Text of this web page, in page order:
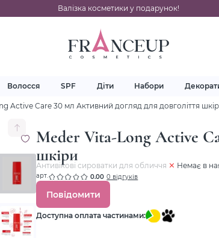
Валізка косметики у подарунок!
Волосся SPF Діти Набори
Active Care 30 мл Активний догляд для довголіття
Meder Vita-Long Active
шкіри
Антивікові сироватки для обличчя Немає в
арт. 0.00 0 відгуків
Повідомити
Доступна оплата частинами: